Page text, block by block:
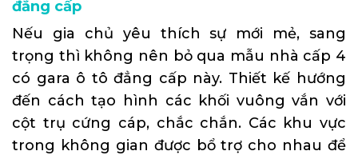
đẳng cấp
Nếu gia chủ yêu thích sự mới mẻ, sang
trọng thì không nên bỏ qua mẫu nhà cấp 4
có gara ô tô đẳng cấp này. Thiết kế hướng
đến cách tạo hình các khối vuông vắn với
cột trụ cứng cáp, chắc chắn. Các khu vực
trong không gian được bổ trợ cho nhau để